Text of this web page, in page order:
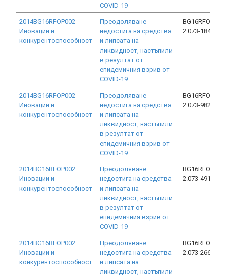
COVID-19
2014BG16RFOP002
Иновации и
конкурентоспособност
Преодоляване
недостига на средства
и липсата на
ликвидност, настъпили
в резултат от
епидемичния взрив от
COVID-19
BG16RFOP002-
2.073-18431-
2014BG16RFOP002
Иновации и
конкурентоспособност
Преодоляване
недостига на средства
и липсата на
ликвидност, настъпили
в резултат от
епидемичния взрив от
COVID-19
BG16RFOP002-
2.073-9822-
2014BG16RFOP002
Иновации и
конкурентоспособност
Преодоляване
недостига на средства
и липсата на
ликвидност, настъпили
в резултат от
епидемичния взрив от
COVID-19
BG16RFOP002-
2.073-4918-
2014BG16RFOP002
Иновации и
конкурентоспособност
Преодоляване
недостига на средства
и липсата на
ликвидност, настъпили
BG16RFOP002-
2.073-2663-